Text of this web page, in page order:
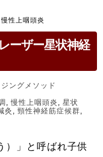
慢性上咽頭炎
ーザー星状神経
ングメソッド
,慢性上咽頭炎 , 星状
灸 , 頸性神経筋症候群,
）」と呼ばれ子供